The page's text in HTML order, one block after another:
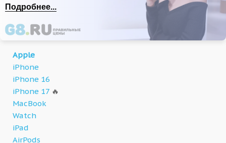
Подробнее...
Apple
iPhone
iPhone 16
iPhone 17 🔥
MacBook
Watch
iPad
AirPods